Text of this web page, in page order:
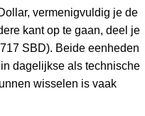
vermenigvuldig je de
kant op te gaan, deel je
SBD). Beide eenheden
dagelijkse als technische
wisselen is vaak